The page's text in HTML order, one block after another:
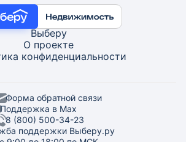
Выберу
О проекте
конфиденциальности
Форма обратной связи
Поддержка в Max
8 (800) 500-34-23
поддержки Выберу.ру